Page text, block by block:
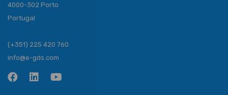
4000-302 Porto
Portugal
(+351) 225 420 760
info@e-gds.com